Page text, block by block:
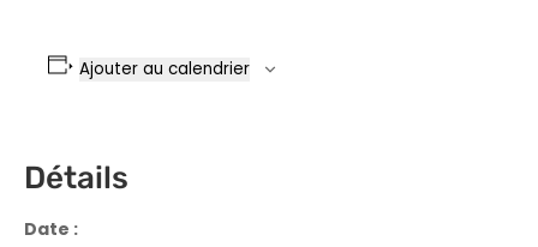
Ajouter au calendrier
Détails
Date :